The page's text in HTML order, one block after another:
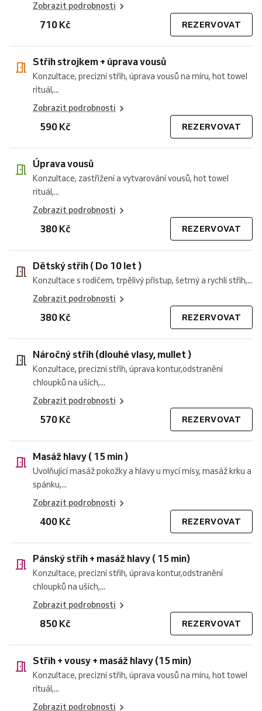
Zobrazit podrobnosti
710 Kč REZERVOVAT
Střih strojkem + úprava vousů
Konzultace, precizní střih, úprava vousů na míru, hot towel
rituál,...
Zobrazit podrobnosti
590 Kč REZERVOVAT
Úprava vousů
Konzultace, zastřižení a vytvarování vousů, hot towel
rituál,...
Zobrazit podrobnosti
380 Kč REZERVOVAT
Dětský střih ( Do 10 let )
Konzultace s rodičem, trpělivý přístup, šetrný a rychlí střih,...
Zobrazit podrobnosti
380 Kč REZERVOVAT
Náročný střih (dlouhé vlasy, mullet )
Konzultace, precizní střih, úprava kontur,odstranění
chloupků na uších,...
Zobrazit podrobnosti
570 Kč REZERVOVAT
Masáž hlavy ( 15 min )
Uvolňující masáž pokožky a hlavy u mycí mísy, masáž krku a
spánku,...
Zobrazit podrobnosti
400 Kč REZERVOVAT
Pánský střih + masáž hlavy ( 15 min)
Konzultace, precizní střih, úprava kontur,odstranění
chloupků na uších,...
Zobrazit podrobnosti
850 Kč REZERVOVAT
Střih + vousy + masáž hlavy (15 min)
Konzultace, precizní střih, úprava vousů na míru, hot towel
rituál,...
Zobrazit podrobnosti